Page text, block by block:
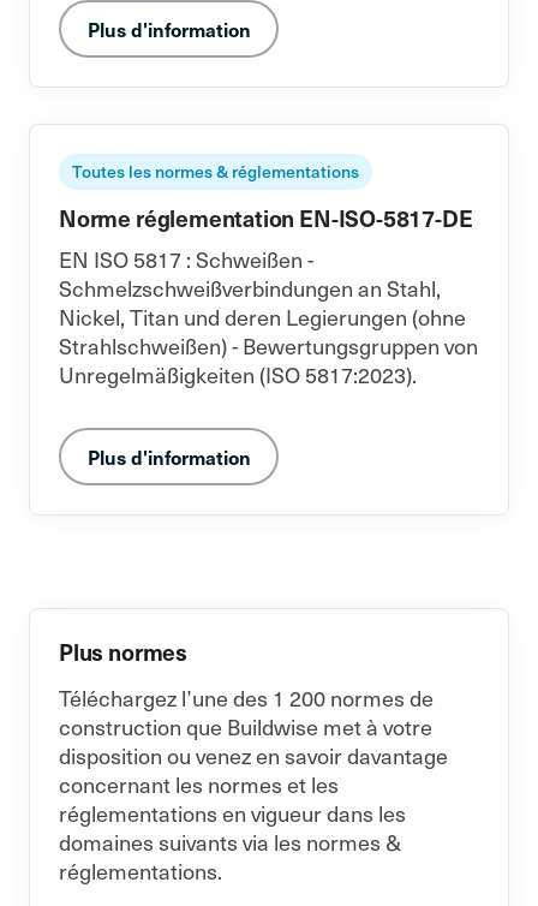
Plus d'information
Toutes les normes & réglementations
Norme réglementation EN-ISO-5817-DE
EN ISO 5817 : Schweißen -
Schmelzschweißverbindungen an Stahl,
Nickel, Titan und deren Legierungen (ohne
Strahlschweißen) - Bewertungsgruppen von
Unregelmäßigkeiten (ISO 5817:2023).
Plus d'information
Plus normes
Téléchargez l’une des 1 200 normes de
construction que Buildwise met à votre
disposition ou venez en savoir davantage
concernant les normes et les
réglementations en vigueur dans les
domaines suivants via les normes &
réglementations.